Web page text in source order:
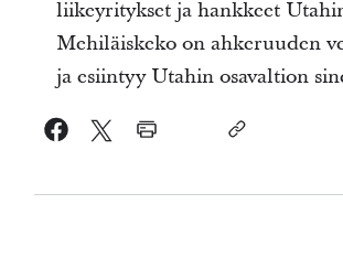
liikeyritykset ja hankkeet
Mehiläiskeko on ahkeruuden
ja esiintyy Utahin osavaltion